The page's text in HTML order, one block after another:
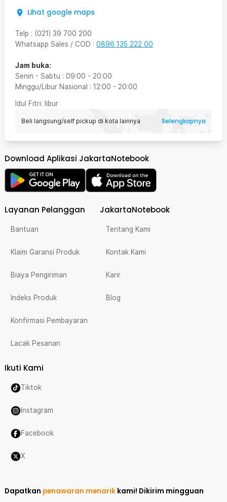
Lihat google maps
Telp : (021) 39 700 200
Whatsapp Sales / COD : 0896 135 222 00
Jam buka:
Senin - Sabtu : 09:00 - 20:00
Minggu/Libur Nasional : 12:00 - 20:00
Idul Fitri: libur
Beli langsung/self pickup di kota lainnya Selengkapnya
Download Aplikasi JakartaNotebook
Layanan Pelanggan
Bantuan
Klaim Garansi Produk
Biaya Pengiriman
Indeks Produk
Konfirmasi Pembayaran
Lacak Pesanan
JakartaNotebook
Tentang Kami
Kontak Kami
Karir
Blog
Ikuti Kami
Tiktok
Instagram
Facebook
X
Dapatkan penawaran menarik kami! Dikirim mingguan